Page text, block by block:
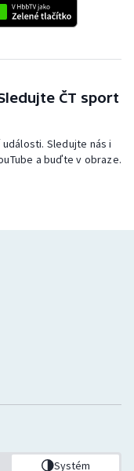
ČT sport
Sledujte nás i
a buďte v obraze.
Systém